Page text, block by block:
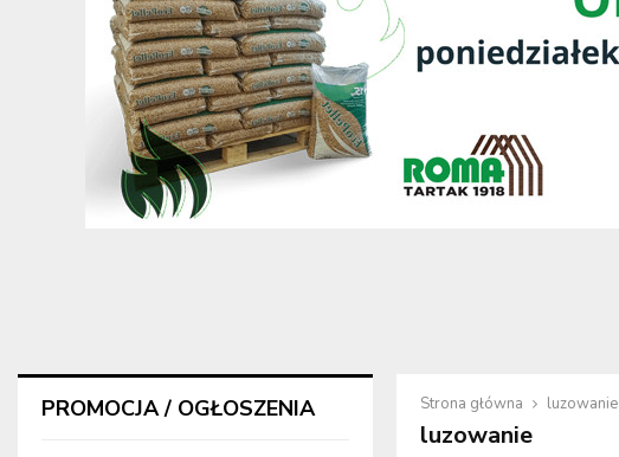
Strona główna luzowanie
luzowanie
PROMOCJA / OGŁOSZENIA